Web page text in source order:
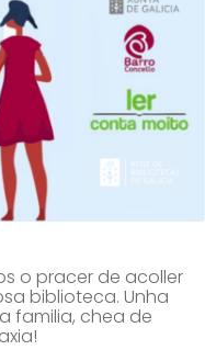
o pracer de acoller
biblioteca. Unha
familia, chea de